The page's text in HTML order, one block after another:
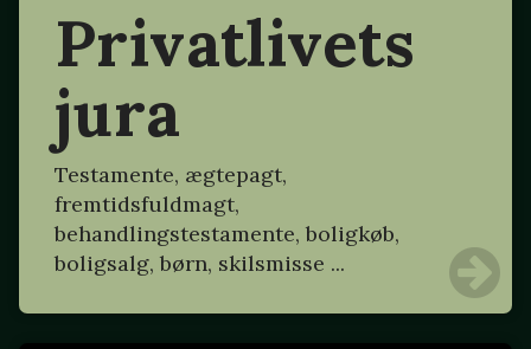
Privatlivets
jura
Testamente, ægtepagt,
fremtidsfuldmagt,
behandlingstestamente, boligkøb,
boligsalg, børn, skilsmisse ...